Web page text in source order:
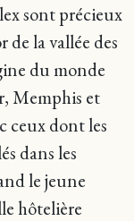
sont précieux
de la vallée des
du monde
Memphis et
ceux dont les
dans les
le jeune
hôtelière